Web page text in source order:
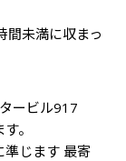
未満に収まっ
ービル917
。
じます 最寄